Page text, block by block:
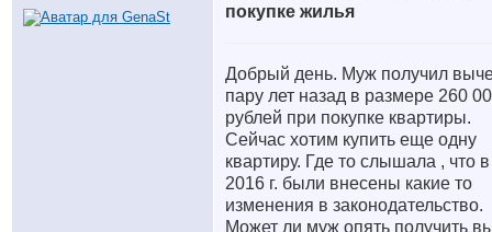
покупке жилья
Добрый день. Муж получил
пару лет назад в размере 260
рублей при покупке квартиры.
Сейчас хотим купить еще одну
квартиру. Где то слышала , что в
2016 г. были внесены какие то
изменения в законодательство.
Может ли муж опять получить